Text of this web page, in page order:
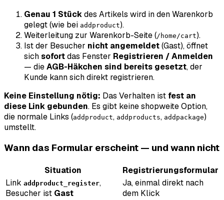
Genau 1 Stückdes Artikels wird in den Warenkorb
gelegt (wie bei addproduct).
Weiterleitung zur Warenkorb-Seite (/home/cart).
Ist der Besucher nicht angemeldet(Gast), öffnet
sichsofortdas Fenster Registrieren / Anmelden
— dieAGB-Häkchen sind bereits gesetzt, der
Kunde kann sich direkt registrieren.
Keine Einstellung nötig: Das Verhalten ist fest an
diese Link gebunden. Es gibt keine shopweite Option,
die normale Links (addproduct, addproducts, addpackage)
umstellt.
Wann das Formular erscheint — und wann nicht
Situation
Registrierungsformular
Link addproduct_register,
Besucher ist Gast
Ja, einmal direkt nach
dem Klick